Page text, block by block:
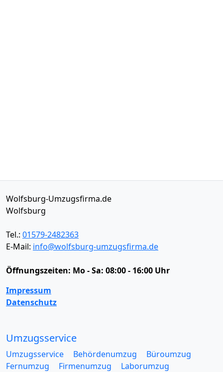
Wolfsburg-Umzugsfirma.de
Wolfsburg
Tel.: 01579-2482363
E-Mail: info@wolfsburg-umzugsfirma.de
Öffnungszeiten: Mo - Sa: 08:00 - 16:00 Uhr
Impressum
Datenschutz
Umzugsservice
Umzugsservice Behördenumzug
Büroumzug
Fernumzug
Firmenumzug
Laborumzug